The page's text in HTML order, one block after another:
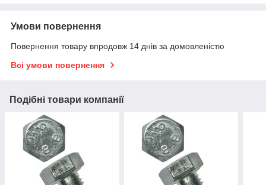
Умови повернення
Повернення товару впродовж 14 днів за домовленістю
Всі умови повернення
Подібні товари компанії